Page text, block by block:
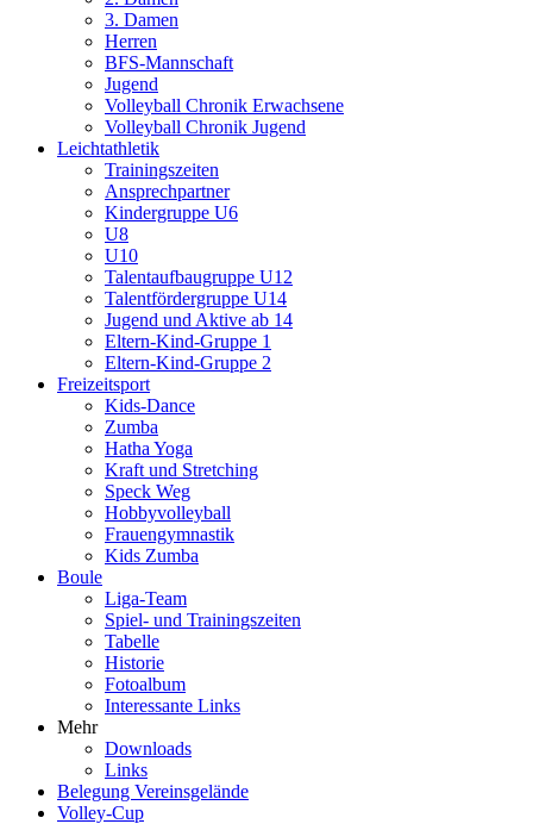
3. Damen
Herren
BFS-Mannschaft
Jugend
Volleyball Chronik Erwachsene
Volleyball Chronik Jugend
Leichtathletik
Trainingszeiten
Ansprechpartner
Kindergruppe U6
U8
U10
Talentaufbaugruppe U12
Talentfördergruppe U14
Jugend und Aktive ab 14
Eltern-Kind-Gruppe 1
Eltern-Kind-Gruppe 2
Freizeitsport
Kids-Dance
Zumba
Hatha Yoga
Kraft und Stretching
Speck Weg
Hobbyvolleyball
Frauengymnastik
Kids Zumba
Boule
Liga-Team
Spiel- und Trainingszeiten
Tabelle
Historie
Fotoalbum
Interessante Links
Mehr
Downloads
Links
Belegung Vereinsgelände
Volley-Cup